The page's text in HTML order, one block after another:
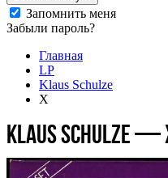
Запомнить меня
Забыли пароль?
Главная
LP
Klaus Schulze
X
Klaus Schulze —